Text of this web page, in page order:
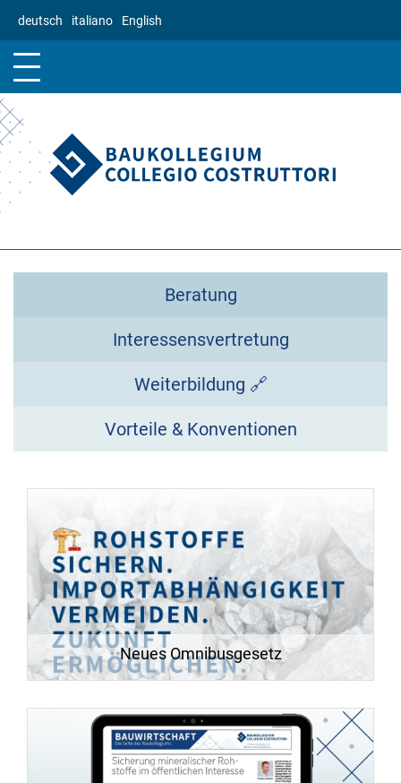
zum
deutsch italiano English
Beratung
Interessensvertretung
Weiterbildung 🔗
Vorteile & Konventionen
Neues Omnibusgesetz